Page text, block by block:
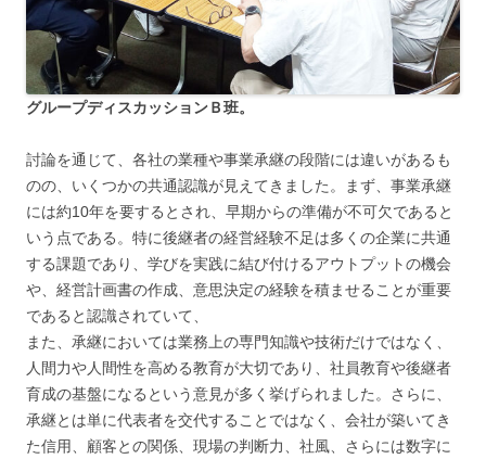
グループディスカッションＢ班。
討論を通じて、各社の業種や事業承継の段階には違いがあるも
のの、いくつかの共通認識が見えてきました。まず、事業承継
には約10年を要するとされ、早期からの準備が不可欠であると
いう点である。特に後継者の経営経験不足は多くの企業に共通
する課題であり、学びを実践に結び付けるアウトプットの機会
や、経営計画書の作成、意思決定の経験を積ませることが重要
であると認識されていて、
また、承継においては業務上の専門知識や技術だけではなく、
人間力や人間性を高める教育が大切であり、社員教育や後継者
育成の基盤になるという意見が多く挙げられました。さらに、
承継とは単に代表者を交代することではなく、会社が築いてき
た信用、顧客との関係、現場の判断力、社風、さらには数字に